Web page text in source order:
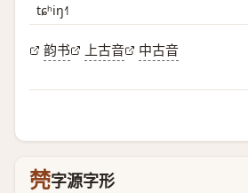
tɕʰiŋ˧˥
韵书 上古音 中古音
棾字源字形